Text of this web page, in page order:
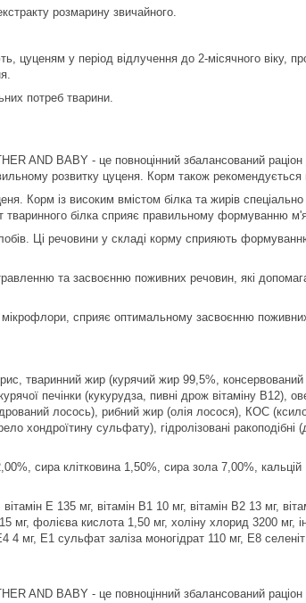
розмарину звичайного.
цуценям у період відлучення до 2-місячного віку,
потреб тварини.
AND BABY - це повноцінний збалансований раціон
розвитку цуценя. Корм також рекомендується
Корм із високим вмістом білка та жирів
білка сприяє правильному формуванню
Ці речовини у складі корму сприяють
та засвоєнню поживних речовин, які
сприяє оптимальному засвоєнню
рис, тваринний жир (курячий жир 99,5%,
печінки (кукурудза, пивні дрож вітаміну B12),
лосось), рибний жир (олія лосося), КОС
хондроїтину сульфату), гідролізовані ракоподібні
сира клітковина 1,50%, сира зола 7,00%,
Е 135 мг, вітамін В1 10 мг, вітамін В2 13 мг,
мг, фолієва кислота 1,50 мг, холіну хлорид 3200
мг, Е1 сульфат заліза моногідрат 110 мг, Е8
AND BABY - це повноцінний збалансований раціон